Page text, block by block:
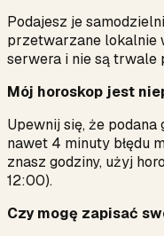
Podajesz je
przetwarzane lokalnie
serwera i nie są trwale
Mój horoskop jest
Upewnij się, że
nawet 4 minuty błędu
znasz godziny, użyj
12:00).
Czy mogę zapisać